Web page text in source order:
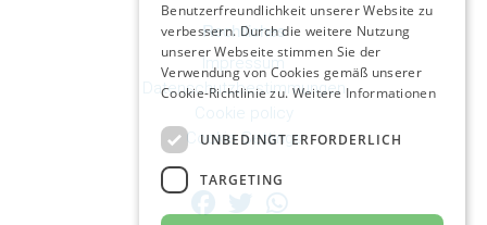
Rechtliches
Impressum
Datenschutzbestimmungen
Cookie policy
Cookie Settings
GERMAN
Benutzerfreundlichkeit unserer Website zu
verbessern. Durch die weitere Nutzung
unserer Webseite stimmen Sie der
Verwendung von Cookies gemäß unserer
Cookie-Richtlinie zu. Weitere Informationen
UNBEDINGT ERFORDERLICH
TARGETING